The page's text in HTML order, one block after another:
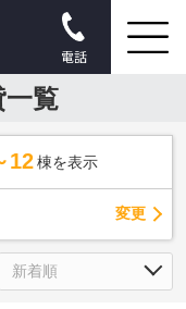
電話
一覧
12 棟を表示
変更